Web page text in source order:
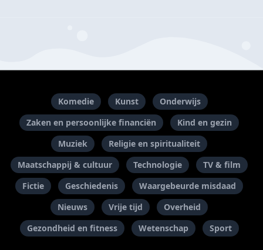
Komedie Kunst
Onderwijs
Zaken en persoonlijke financiën
Kind en gezin
Muziek
Religie en spiritualiteit
Maatschappij & cultuur
Technologie
TV & film
Fictie
Geschiedenis
Waargebeurde misdaad
Nieuws
Vrije tijd
Overheid
Gezondheid en fitness
Wetenschap Sport